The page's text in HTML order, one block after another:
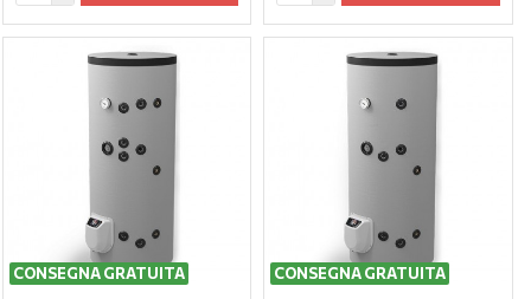
CONSEGNA GRATUITA CONSEGNA GRATUITA